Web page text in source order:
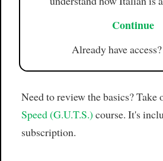
Continue
Already have access?
Need to review the basics? Take
Speed (G.U.T.S.) course. It's
subscription.